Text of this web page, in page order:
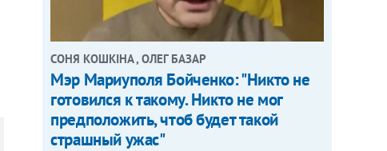
СОНЯ КОШКІНА , ОЛЕГ БАЗАР
Мэр Мариуполя Бойченко: "Никто не
готовился к такому. Никто не мог
предположить, чтоб будет такой
страшный ужас"